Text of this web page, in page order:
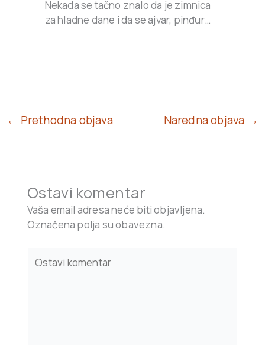
Nekada se tačno znalo da je zimnica
za hladne dane i da se ajvar, pinđur…
← Prethodna objava Naredna objava →
Ostavi komentar
Vaša email adresa neće biti objavljena.
Označena polja su obavezna.
here..